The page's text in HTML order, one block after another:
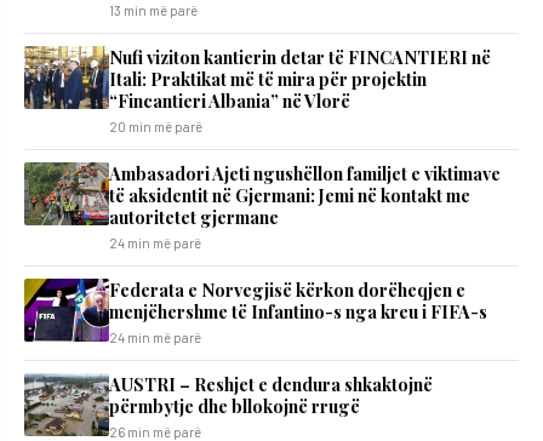
13 min më parë
Nufi viziton kantierin detar të FINCANTIERI në
Itali: Praktikat më të mira për projektin
“Fincantieri Albania” në Vlorë
20 min më parë
Ambasadori Ajeti ngushëllon familjet e viktimave
të aksidentit në Gjermani: Jemi në kontakt me
autoritetet gjermane
24 min më parë
Federata e Norvegjisë kërkon dorëheqjen e
menjëhershme të Infantino-s nga kreu i FIFA-s
24 min më parë
AUSTRI – Reshjet e dendura shkaktojnë
përmbytje dhe bllokojnë rrugë
26 min më parë